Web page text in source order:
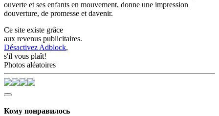
ouverte et ses enfants en mouvement, donne une impression
douverture, de promesse et davenir.
Ce site existe grâce
aux revenus publicitaires.
Désactivez Adblock,
s'il vous plaît!
Photos aléatoires
Кому понравилось